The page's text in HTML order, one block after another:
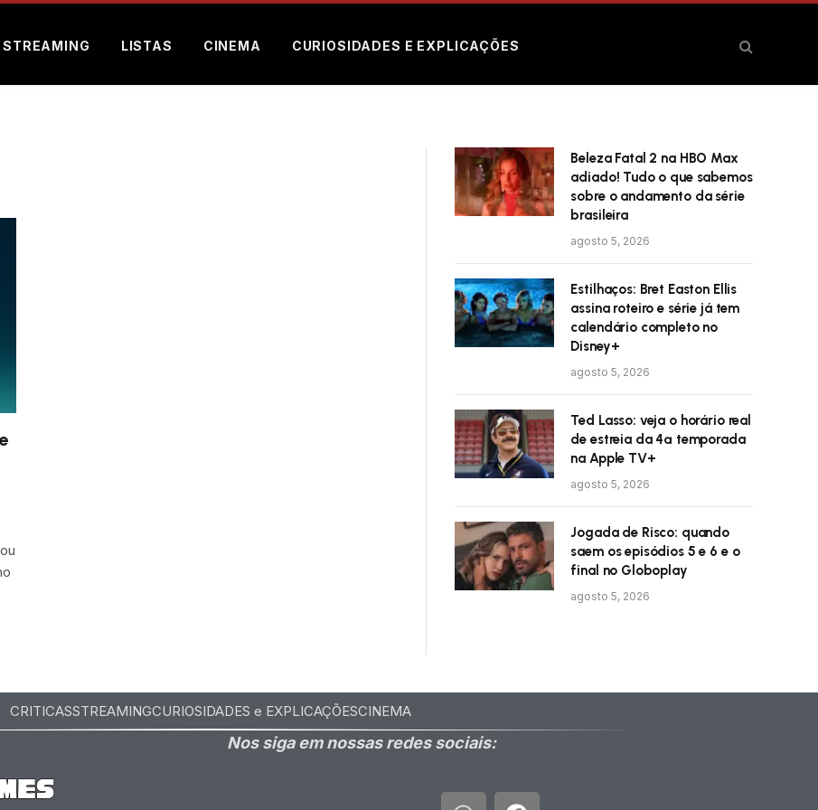
STREAMING LISTAS CINEMA CURIOSIDADES E EXPLICAÇÕES
Beleza Fatal 2 na HBO Max
adiado! Tudo o que sabemos
sobre o andamento da série
brasileira
agosto 5, 2026
Estilhaços: Bret Easton Ellis
assina roteiro e série já tem
calendário completo no
Disney+
agosto 5, 2026
Ted Lasso: veja o horário real
de estreia da 4ª temporada
na Apple TV+
agosto 5, 2026
Jogada de Risco: quando
saem os episódios 5 e 6 e o
final no Globoplay
agosto 5, 2026
CRITICASSTREAMINGCURIOSIDADES e EXPLICAÇÕESCINEMA
Nos siga em nossas redes sociais: